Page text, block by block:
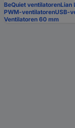
BeQuiet ventilatorenLian
PWM-ventilatorenUSB-
Ventilatoren 60 mm